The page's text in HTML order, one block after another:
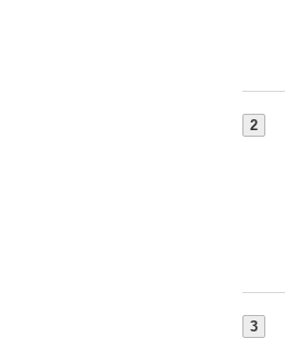
2
3